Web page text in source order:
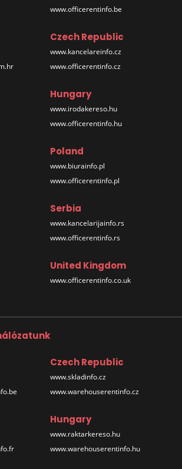
www.officerentinfo.be
Czech Republic
www.kancelareinfo.cz
www.officerentinfo.cz
Hungary
www.irodakereso.hu
www.officerentinfo.hu
Poland
www.biurainfo.pl
www.officerentinfo.pl
Serbia
www.kancelarijainfo.rs
www.officerentinfo.rs
United Kingdom
www.officerentinfo.co.uk
Czech Republic
www.skladinfo.cz
www.warehouserentinfo.cz
Hungary
www.raktarkereso.hu
www.warehouserentinfo.hu